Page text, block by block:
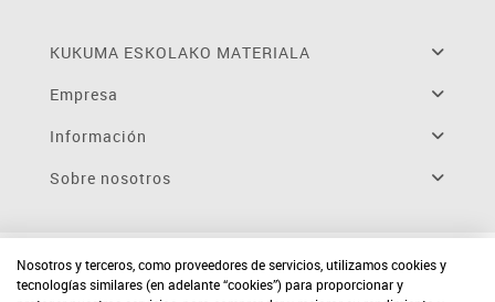
KUKUMA ESKOLAKO MATERIALA
Empresa
Información
Sobre nosotros
Nosotros y terceros, como proveedores de servicios, utilizamos cookies y
tecnologías similares (en adelante “cookies”) para proporcionar y